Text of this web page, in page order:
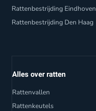
Rattenbestrijding Eindhoven
Rattenbestrijding Den Haag
Alles over ratten
Rattenvallen
Rattenkeutels